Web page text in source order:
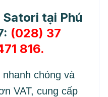
tại Phú
(028) 37
816.
chóng và
VAT, cung cấp